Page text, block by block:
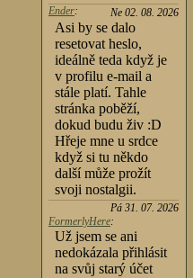
Ne 02. 08. 2026
Ender:
Asi by se dalo
resetovat heslo,
ideálně teda když je
v profilu e-mail a
stále platí. Tahle
stránka poběží,
dokud budu živ :D
Hřeje mne u srdce
když si tu někdo
další může prožít
svoji nostalgii.
Pá 31. 07. 2026
FormerlyHere:
Už jsem se ani
nedokázala přihlásit
na svůj starý účet